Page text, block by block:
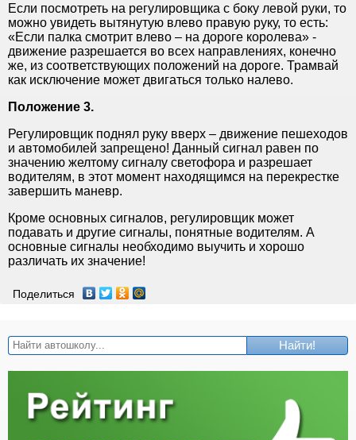
Если посмотреть на регулировщика с боку левой руки, то
можно увидеть вытянутую влево правую руку, то есть:
«Если палка смотрит влево – на дороге королева» -
движение разрешается во всех направлениях, конечно
же, из соответствующих положений на дороге. Трамвай
как исключение может двигаться только налево.
Положение 3.
Регулировщик поднял руку вверх – движение пешеходов
и автомобилей запрещено! Данный сигнал равен по
значению желтому сигналу светофора и разрешает
водителям, в этот момент находящимся на перекрестке
завершить маневр.
Кроме основных сигналов, регулировщик может
подавать и другие сигналы, понятные водителям. А
основные сигналы необходимо выучить и хорошо
различать их значение!
Поделиться
Найти!